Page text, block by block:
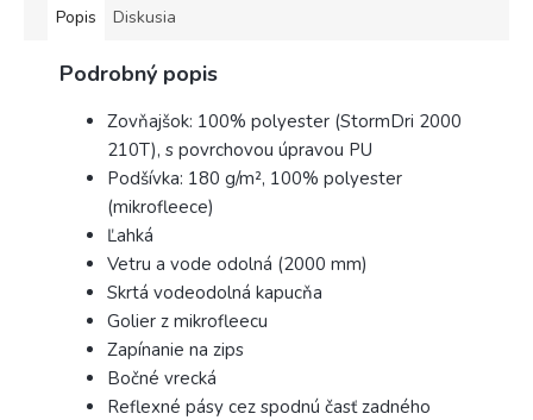
Popis Diskusia
Podrobný popis
Zovňajšok: 100% polyester (StormDri 2000
210T), s povrchovou úpravou PU
Podšívka: 180 g/m², 100% polyester
(mikrofleece)
Ľahká
Vetru a vode odolná (2000 mm)
Skrtá vodeodolná kapucňa
Golier z mikrofleecu
Zapínanie na zips
Bočné vrecká
Reflexné pásy cez spodnú časť zadného